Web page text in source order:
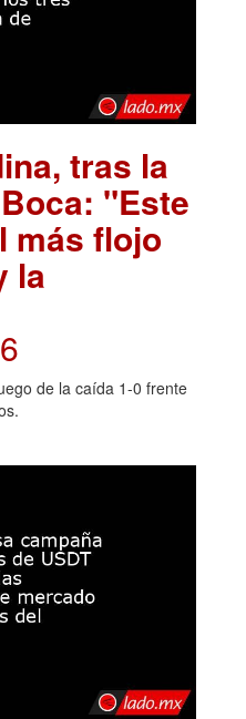
tras la
"Este
más flojo
la
de la caída 1-0 frente